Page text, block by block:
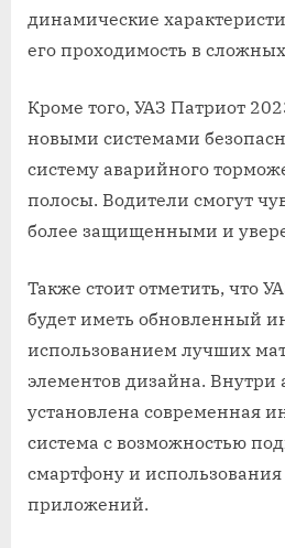
динамические
его проходимость в
Кроме того, УАЗ Патриот
новыми системами
систему аварийного
полосы. Водители смогут
более защищенными и
Также стоит отметить, что
будет иметь обновленный
использованием лучших
элементов дизайна. Внутри
установлена современная
система с возможностью
смартфону и
приложений.